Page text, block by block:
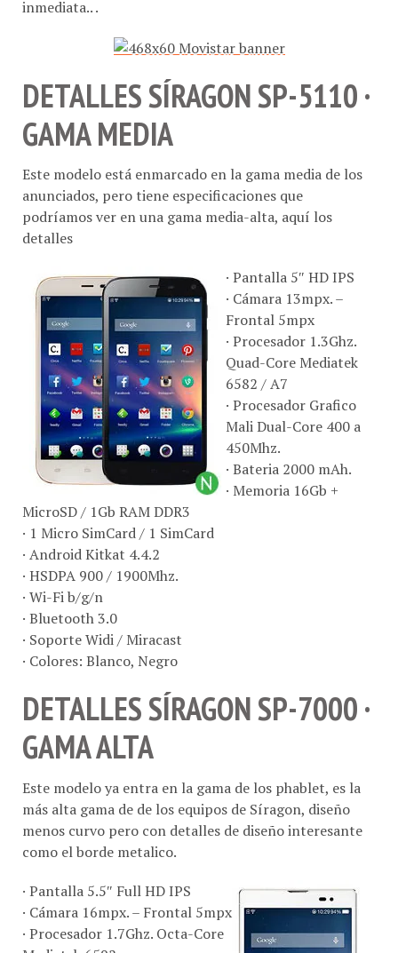
inmediata.. .
DETALLES SÍRAGON SP-5110 ·
GAMA MEDIA
Este modelo está enmarcado en la gama media de los
anunciados, pero tiene especificaciones que
podríamos ver en una gama media-alta, aquí los
detalles
· Pantalla 5″ HD IPS
· Cámara 13mpx. –
Frontal 5mpx
· Procesador 1.3Ghz.
Quad-Core Mediatek
6582 / A7
· Procesador Grafico
Mali Dual-Core 400 a
450Mhz.
· Bateria 2000 mAh.
· Memoria 16Gb +
MicroSD / 1Gb RAM DDR3
· 1 Micro SimCard / 1 SimCard
· Android Kitkat 4.4.2
· HSDPA 900 / 1900Mhz.
· Wi-Fi b/g/n
· Bluetooth 3.0
· Soporte Widi / Miracast
· Colores: Blanco, Negro
DETALLES SÍRAGON SP-7000 ·
GAMA ALTA
Este modelo ya entra en la gama de los phablet, es la
más alta gama de de los equipos de Síragon, diseño
menos curvo pero con detalles de diseño interesante
como el borde metalico.
· Pantalla 5.5″ Full HD IPS
· Cámara 16mpx. – Frontal 5mpx
· Procesador 1.7Ghz. Octa-Core